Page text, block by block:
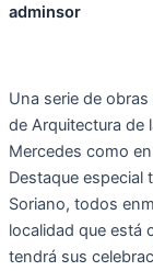
adminsor
Una serie de
de Arquitectura de
Mercedes como
Destaque especial
Soriano, todos
localidad que está
tendrá sus